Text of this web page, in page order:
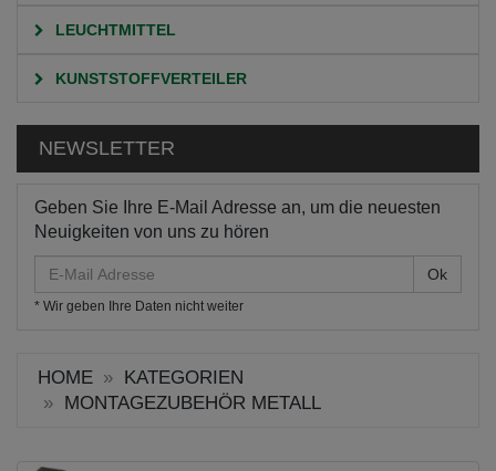
LEUCHTMITTEL
KUNSTSTOFFVERTEILER
NEWSLETTER
Geben Sie Ihre E-Mail Adresse an, um die neuesten
Neuigkeiten von uns zu hören
Mail
Adresse
* Wir geben Ihre Daten nicht weiter
HOME
KATEGORIEN
MONTAGEZUBEHÖR METALL